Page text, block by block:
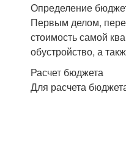
Определение
Первым делом,
стоимость самой
обустройство, а
Расчет бюджета
Для расчета